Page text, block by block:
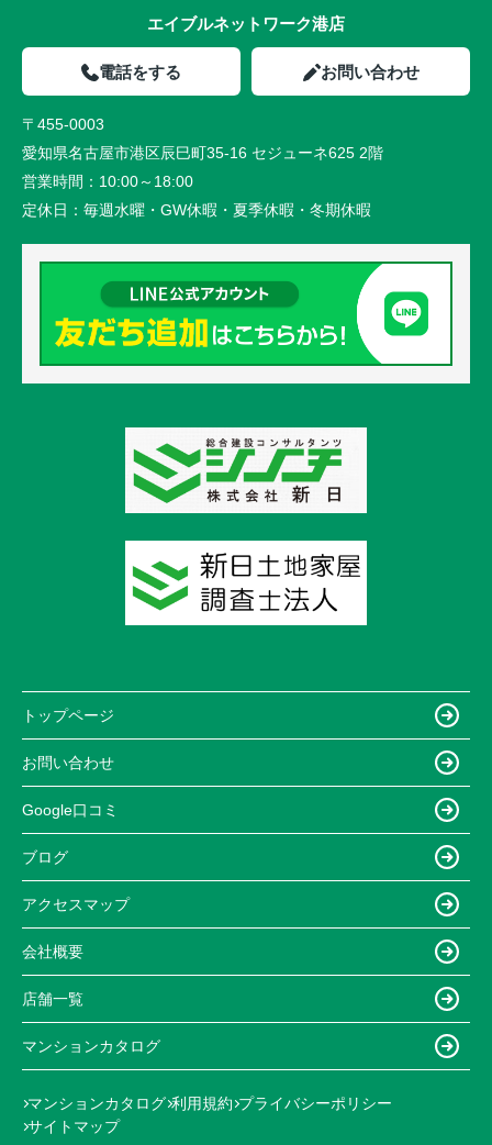
エイブルネットワーク港店
電話をする お問い合わせ
〒455-0003
愛知県名古屋市港区辰巳町35-16 セジューネ625 2階
営業時間： 10:00～18:00
定休日： 毎週水曜・GW休暇・夏季休暇・冬期休暇
トップページ
お問い合わせ
Google口コミ
ブログ
アクセスマップ
会社概要
店舗一覧
マンションカタログ
マンションカタログ 利用規約 プライバシーポリシー
サイトマップ